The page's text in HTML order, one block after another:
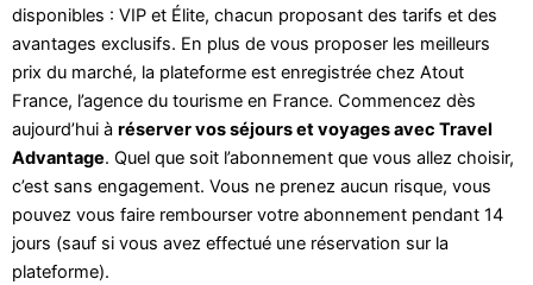
disponibles : VIP et Élite, chacun proposant des tarifs et des
avantages exclusifs. En plus de vous proposer les meilleurs
prix du marché, la plateforme est enregistrée chez Atout
France, l’agence du tourisme en France. Commencez dès
aujourd’hui à réserver vos séjours et voyages avec Travel
Advantage. Quel que soit l’abonnement que vous allez choisir,
c’est sans engagement. Vous ne prenez aucun risque, vous
pouvez vous faire rembourser votre abonnement pendant 14
jours (sauf si vous avez effectué une réservation sur la
plateforme).